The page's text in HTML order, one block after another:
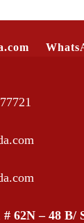
62N – 48 B/